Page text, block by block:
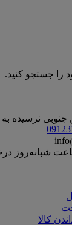
را جستجو کنید.
نرسیده به
کالا